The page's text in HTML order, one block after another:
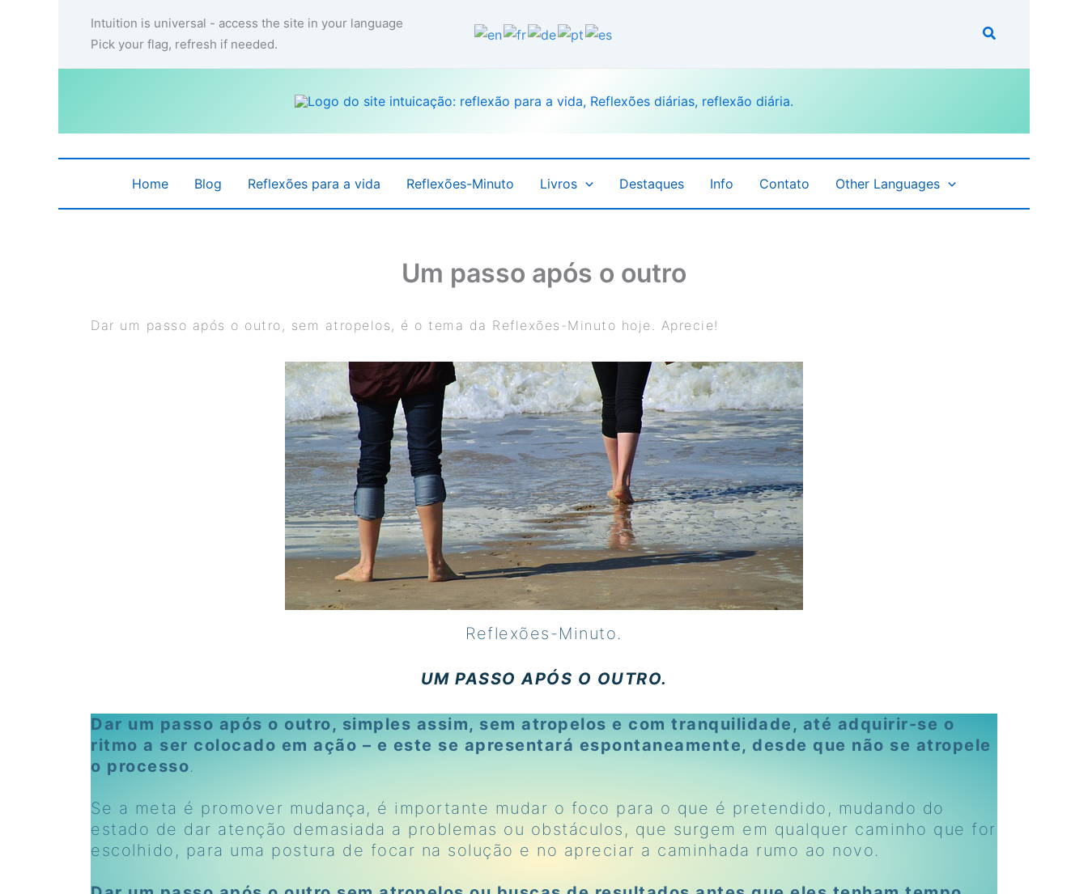
Intuition is universal - access the site in your language
Pick your flag, refresh if needed.
Home Blog Reflexões para a vida Reflexões-Minuto Livros Destaques Info Contato Other Languages
Um passo após o outro
Dar um passo após o outro, sem atropelos, é o tema da Reflexões-Minuto hoje. Aprecie!
Reflexões-Minuto.
UM PASSO APÓS O OUTRO.
Dar um passo após o outro, simples assim, sem atropelos e com tranquilidade, até adquirir-se o
ritmo a ser colocado em ação – e este se apresentará espontaneamente, desde que não se atropele
o processo.
Se a meta é promover mudança, é importante mudar o foco para o que é pretendido, mudando do
estado de dar atenção demasiada a problemas ou obstáculos, que surgem em qualquer caminho que for
escolhido, para uma postura de focar na solução e no apreciar a caminhada rumo ao novo.